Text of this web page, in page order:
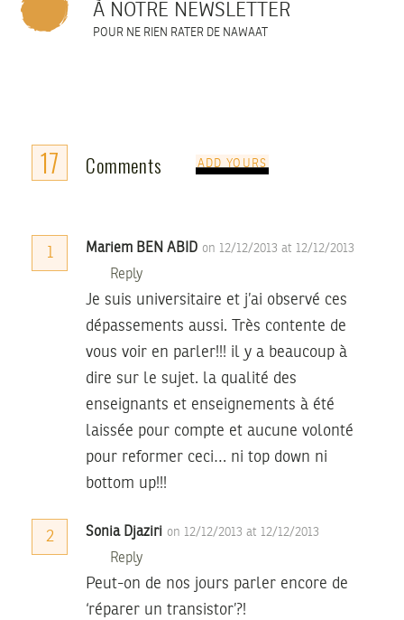
À NOTRE NEWSLETTER
POUR NE RIEN RATER DE NAWAAT
17 Comments ADD YOURS
1 Mariem BEN ABID on 12/12/2013 at 12/12/2013
Reply
Je suis universitaire et j’ai observé ces
dépassements aussi. Très contente de
vous voir en parler!!! il y a beaucoup à
dire sur le sujet. la qualité des
enseignants et enseignements à été
laissée pour compte et aucune volonté
pour reformer ceci… ni top down ni
bottom up!!!
2 Sonia Djaziri on 12/12/2013 at 12/12/2013
Reply
Peut-on de nos jours parler encore de
‘réparer un transistor’?!